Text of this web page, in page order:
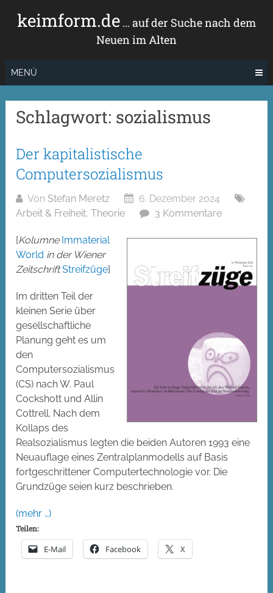
Inhaltkeimform.de… auf der Suche nach dem
Neuen im Alten
MENÜ
Schlagwort: sozialismus
Der kapitalistische
Computersozialismus
Von Stefan Meretz
6. Dezember 2024
Arbeit & Freiheit,Theorie 3 Kommentare
[Kolumne Immaterial
World in der Wiener
Zeitschrift Streifzüge]
Im dritten Teil der
kleinen Serie über
gesellschaftliche
Planung geht es um
den
Computersozialismus
(CS) nach W. Paul
Cockshott und Allin
Cottrell. Nach dem
Kollaps des
Realsozialismus legten die beiden Autoren 1993 eine
Neuauflage eines Zentralplanmodells auf Basis
fortgeschrittener Computertechnologie vor. Die
Grundzüge seien kurz beschrieben.
(mehr …)
Teilen:
E-Mail Facebook X